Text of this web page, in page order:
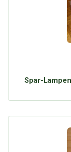
Spar-